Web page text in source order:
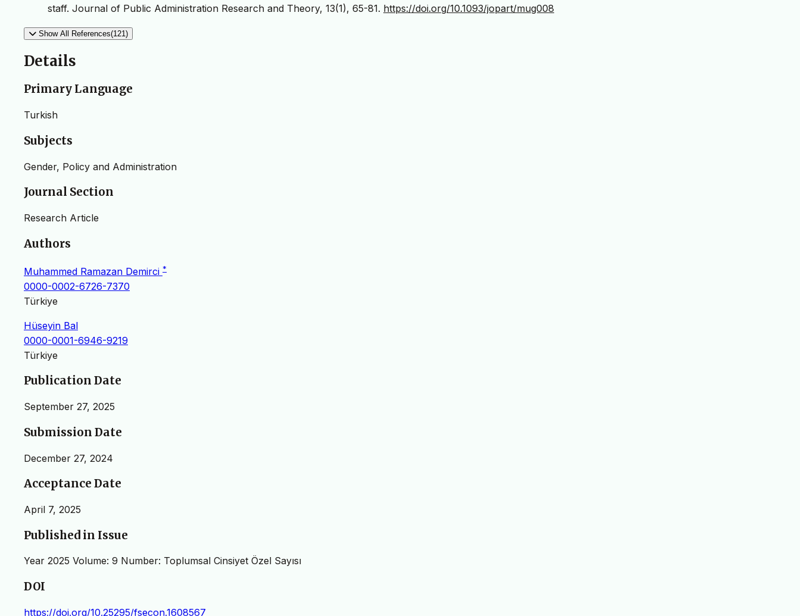
staff. Journal of Public Administration Research and Theory, 13(1), 65-81. https://doi.org/10.1093/jopart/mug008
Show All References(121)
Details
Primary Language
Turkish
Subjects
Gender, Policy and Administration
Journal Section
Research Article
Authors
Muhammed Ramazan Demirci *
0000-0002-6726-7370
Türkiye
Hüseyin Bal
0000-0001-6946-9219
Türkiye
Publication Date
September 27, 2025
Submission Date
December 27, 2024
Acceptance Date
April 7, 2025
Published in Issue
Year 2025 Volume: 9 Number: Toplumsal Cinsiyet Özel Sayısı
DOI
https://doi.org/10.25295/fsecon.1608567